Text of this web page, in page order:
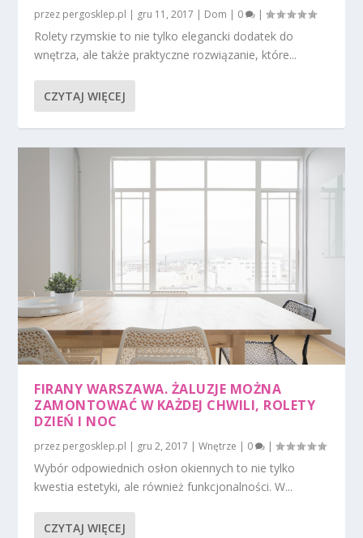
przez pergosklep.pl | gru 11, 2017 | Dom | 0 |
Rolety rzymskie to nie tylko elegancki dodatek do
wnętrza, ale także praktyczne rozwiązanie, które...
CZYTAJ WIĘCEJ
FIRANY WARSZAWA. ŻALUZJE MOŻNA
ZAMONTOWAĆ W KAŻDEJ CHWILI, ROLETY
DZIEŃ I NOC
przez pergosklep.pl | gru 2, 2017 |Wnętrze | 0 |
Wybór odpowiednich osłon okiennych to nie tylko
kwestia estetyki, ale również funkcjonalności. W...
CZYTAJ WIĘCEJ